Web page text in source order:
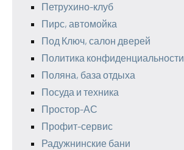
Петрухино-клуб
Пирс, автомойка
Под Ключ, салон дверей
Политика конфиденциальности
Поляна, база отдыха
Посуда и техника
Простор-АС
Профит-сервис
Радужнинские бани